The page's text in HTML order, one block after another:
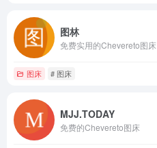
图林
免费实用的Chevereto图床
图床 # 图床
MJJ.TODAY
免费的Chevereto图床